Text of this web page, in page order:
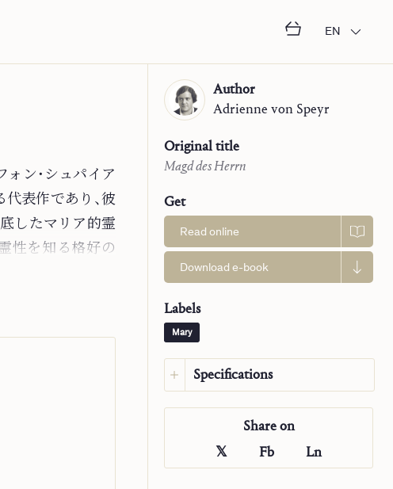
EN
ォン・シュパイア
表作であり、彼
したマリア的霊
性を知る格好の
も、本書はユニ
母マリアの霊性
言葉に凝縮され
という共同体
いることにある
Author
Adrienne von Speyr
Original title
Magd des Herrn
Get
Read online
Download e-book
Labels
Mary
Specifications
Language: Japanese
Original language: German
978-1-63674-014-0
Publisher: Saint John
Share on
𝕏
Fb Ln